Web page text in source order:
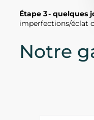
Étape 3 - quelques
imperfections/éclat
Notre